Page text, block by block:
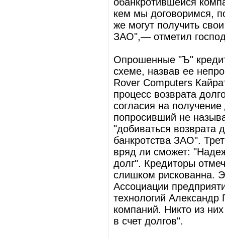
кем мы договоримся,
же могут получить
ЗАО",— отметил
Опрошенные "Ъ"
схеме, назвав ее
Rover Computers
процесс возврата
согласия на
попросивший не
"добиваться возврата
банкротства ЗАО".
вряд ли сможет:
долг". Кредиторы
слишком рискованна.
Ассоциации
технологий Александр
компаний. Никто из
в счет долгов".